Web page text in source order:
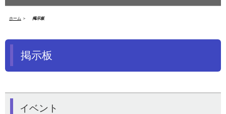
ホーム 掲示板
掲示板
イベント